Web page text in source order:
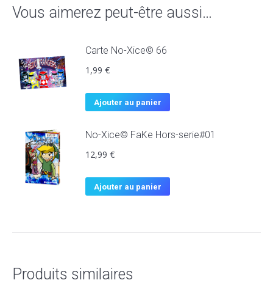
Vous aimerez peut-être aussi…
Carte No-Xice© 66
1,99 €
Ajouter au panier
No-Xice© FaKe Hors-serie#01
12,99 €
Ajouter au panier
Produits similaires